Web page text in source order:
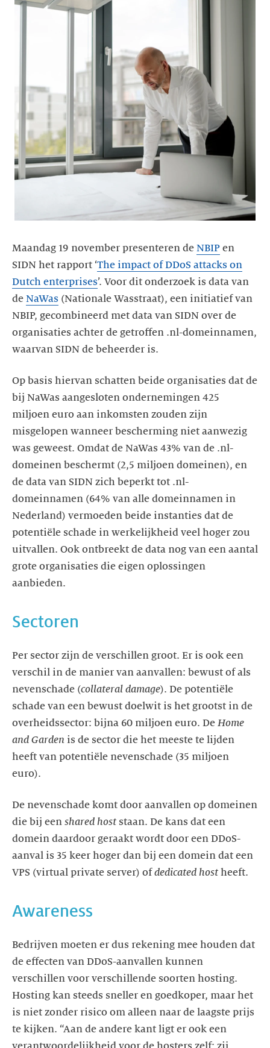
Maandag 19 november presenteren de NBIP en
SIDN het rapport ‘The impact of DDoS attacks on
Dutch enterprises’. Voor dit onderzoek is data van
de NaWas (Nationale Wasstraat), een initiatief van
NBIP, gecombineerd met data van SIDN over de
organisaties achter de getroffen .nl-domeinnamen,
waarvan SIDN de beheerder is.
Op basis hiervan schatten beide organisaties dat de
bij NaWas aangesloten ondernemingen 425
miljoen euro aan inkomsten zouden zijn
misgelopen wanneer bescherming niet aanwezig
was geweest. Omdat de NaWas 43% van de .nl-
domeinen beschermt (2,5 miljoen domeinen), en
de data van SIDN zich beperkt tot .nl-
domeinnamen (64% van alle domeinnamen in
Nederland) vermoeden beide instanties dat de
potentiële schade in werkelijkheid veel hoger zou
uitvallen. Ook ontbreekt de data nog van een aantal
grote organisaties die eigen oplossingen
aanbieden.
Sectoren
Per sector zijn de verschillen groot. Er is ook een
verschil in de manier van aanvallen: bewust of als
nevenschade (collateral damage). De potentiële
schade van een bewust doelwit is het grootst in de
overheidssector: bijna 60 miljoen euro. De Home
and Garden is de sector die het meeste te lijden
heeft van potentiële nevenschade (35 miljoen
euro).
De nevenschade komt door aanvallen op domeinen
die bij een shared host staan. De kans dat een
domein daardoor geraakt wordt door een DDoS-
aanval is 35 keer hoger dan bij een domein dat een
VPS (virtual private server) ofdedicated host heeft.
Awareness
Bedrijven moeten er dus rekening mee houden dat
de effecten van DDoS-aanvallen kunnen
verschillen voor verschillende soorten hosting.
Hosting kan steeds sneller en goedkoper, maar het
is niet zonder risico om alleen naar de laagste prijs
te kijken. “Aan de andere kant ligt er ook een